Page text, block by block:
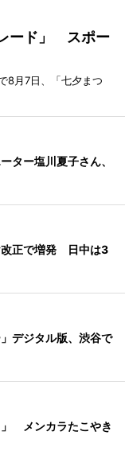
ード」 スポー
8月7日、「七夕まつ
ター塩川夏子さん、
改正で増発 日中は3
デジタル版、渋谷で
メンカラたこやき